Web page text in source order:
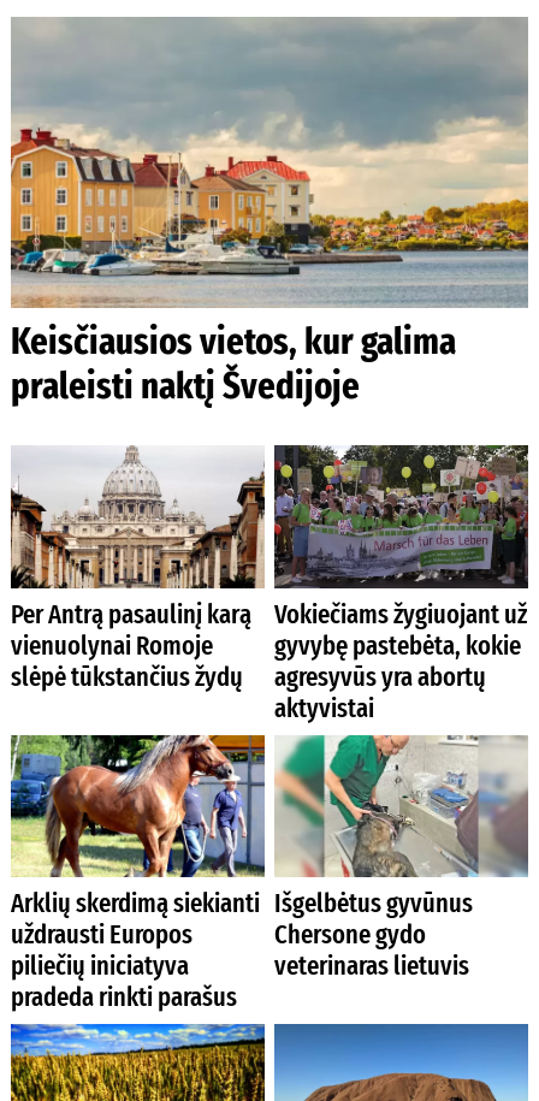
Keisčiausios vietos, kur galima
praleisti naktį Švedijoje
Per Antrą pasaulinį karą
vienuolynai Romoje
slėpė tūkstančius žydų
Vokiečiams žygiuojant už
gyvybę pastebėta, kokie
agresyvūs yra abortų
aktyvistai
Arklių skerdimą siekianti
uždrausti Europos
piliečių iniciatyva
pradeda rinkti parašus
Išgelbėtus gyvūnus
Chersone gydo
veterinaras lietuvis